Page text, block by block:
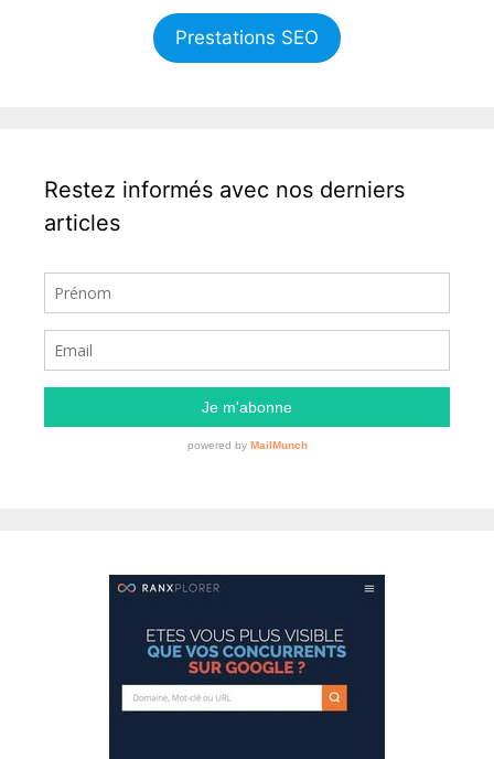
Prestations SEO
Restez informés avec nos derniers
articles